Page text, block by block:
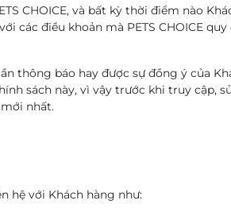
CHOICE, và bất kỳ thời điểm nào
các điều khoản mà PETS CHOICE
thông báo hay được sự đồng ý của
sách này, vì vậy trước khi truy cập,
nhất.
hệ với Khách hàng như: